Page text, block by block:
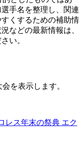
手名を整理し、関連
くするための補助情
などの最新情報は、
い。
を表示します。
レス年末の祭典 エク